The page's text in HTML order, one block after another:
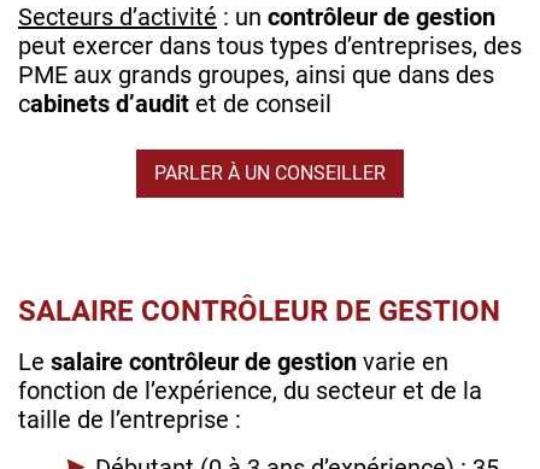
Secteurs d’activité : un contrôleur de gestion
peut exercer dans tous types d’entreprises, des
PME aux grands groupes, ainsi que dans des
cabinets d’audit et de conseil
PARLER À UN CONSEILLER
SALAIRE CONTRÔLEUR DE GESTION
Le salaire contrôleur de gestion varie en
fonction de l’expérience, du secteur et de la
taille de l’entreprise :